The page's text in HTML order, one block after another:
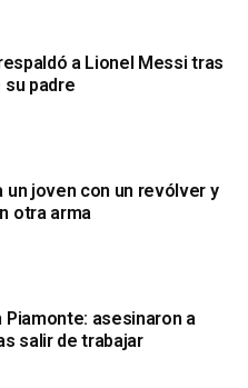
a Lionel Messi tras
su padre
un joven con un revólver y
otra arma
Piamonte: asesinaron a
salir de trabajar